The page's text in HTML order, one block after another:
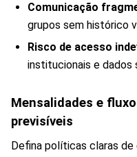
Comunicação
grupos sem histórico
Risco de acesso
institucionais e dados
Mensalidades e
previsíveis
Defina políticas claras